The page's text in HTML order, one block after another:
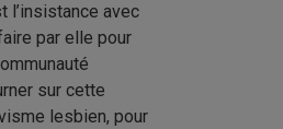
l’insistance avec
par elle pour
sur cette
lesbien, pour